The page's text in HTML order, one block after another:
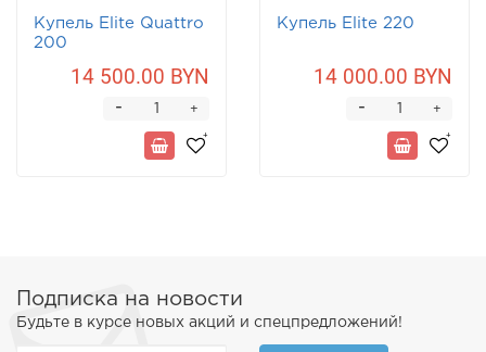
Купель Elite Quattro
200
14 500.00 BYN
+
-
Купель Elite 220
14 000.00 BYN
+
-
Подписка на новости
Будьте в курсе новых акций и спецпредложений!